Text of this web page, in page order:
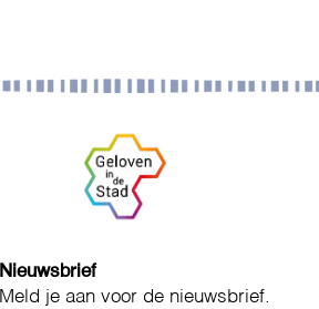
Nieuwsbrief
Meld je aan voor de nieuwsbrief.